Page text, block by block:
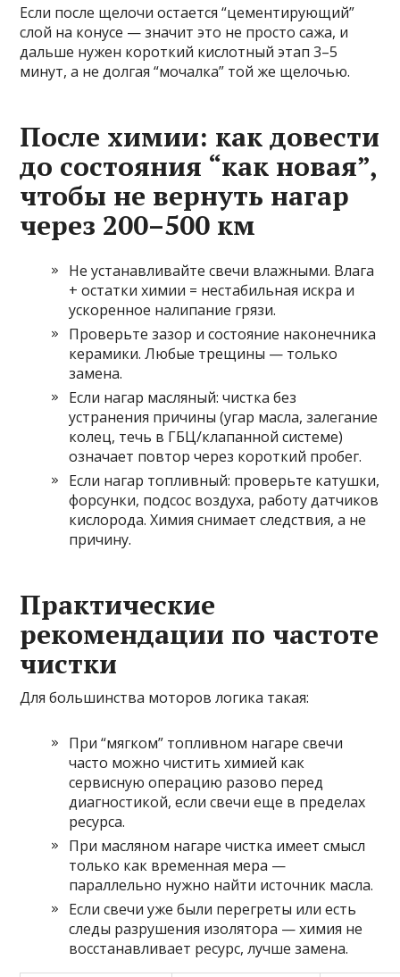
Если после щелочи остается “цементирующий”
слой на конусе — значит это не просто сажа, и
дальше нужен короткий кислотный этап 3–5
минут, а не долгая “мочалка” той же щелочью.
После химии: как довести
до состояния “как новая”,
чтобы не вернуть нагар
через 200–500 км
Не устанавливайте свечи влажными. Влага
+ остатки химии = нестабильная искра и
ускоренное налипание грязи.
Проверьте зазор и состояние наконечника
керамики. Любые трещины — только
замена.
Если нагар масляный: чистка без
устранения причины (угар масла, залегание
колец, течь в ГБЦ/клапанной системе)
означает повтор через короткий пробег.
Если нагар топливный: проверьте катушки,
форсунки, подсос воздуха, работу датчиков
кислорода. Химия снимает следствия, а не
причину.
Практические
рекомендации по частоте
чистки
Для большинства моторов логика такая:
При “мягком” топливном нагаре свечи
часто можно чистить химией как
сервисную операцию разово перед
диагностикой, если свечи еще в пределах
ресурса.
При масляном нагаре чистка имеет смысл
только как временная мера —
параллельно нужно найти источник масла.
Если свечи уже были перегреты или есть
следы разрушения изолятора — химия не
восстанавливает ресурс, лучше замена.